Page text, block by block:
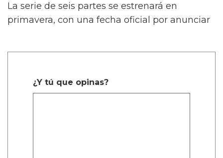
La serie de seis partes se estrenará en
primavera, con una fecha oficial por anunciar
¿Y tú que opinas?